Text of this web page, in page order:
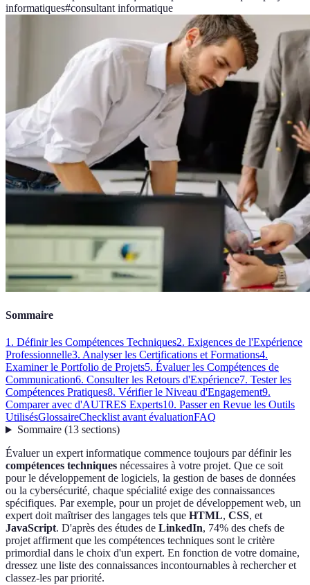
informatiques#consultant informatique
Sommaire
1. Définir les Compétences Techniques2. Exigences de l'Expérience
Professionnelle3. Analyser les Certifications et Formations4.
Examiner le Portfolio de Projets5. Évaluer les Compétences de
Communication6. Consulter les Retours d'Expérience7. Tester les
Compétences Pratiques8. Vérifier le Niveau d'Engagement9.
Comparer avec d'AUTRES Experts10. Passer en Revue les Outils
UtilisésGlossaireChecklist avant évaluationFAQ
Sommaire(13 sections)
Évaluer un expert informatique commence toujours par définir les
compétences techniques nécessaires à votre projet. Que ce soit
pour le développement de logiciels, la gestion de bases de données
ou la cybersécurité, chaque spécialité exige des connaissances
spécifiques. Par exemple, pour un projet de développement web, un
expert doit maîtriser des langages tels que HTML, CSS, et
JavaScript. D'après des études de LinkedIn, 74% des chefs de
projet affirment que les compétences techniques sont le critère
primordial dans le choix d'un expert. En fonction de votre domaine,
dressez une liste des connaissances incontournables à rechercher et
classez-les par priorité.